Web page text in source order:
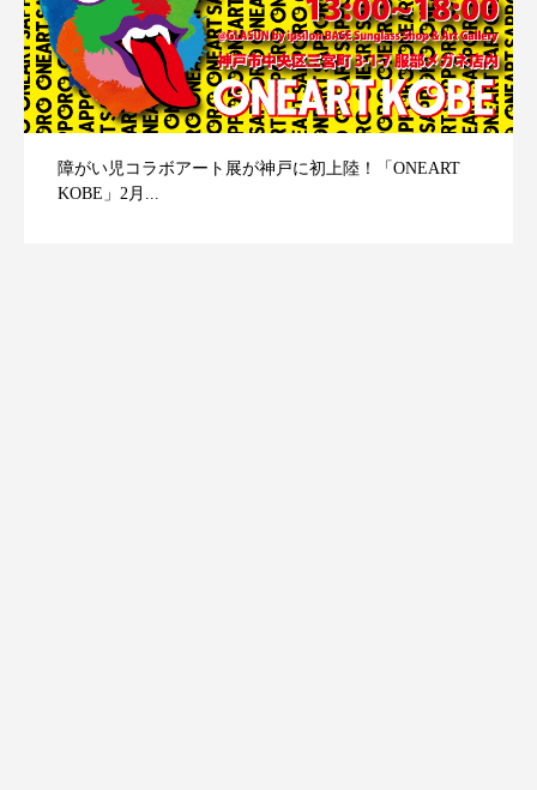
障がい児コラボアート展が神戸に初上陸！「ONEART
KOBE」2月...